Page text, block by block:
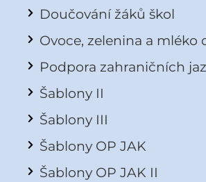
Doučování žáků škol
Ovoce, zelenina a mléko
Podpora zahraničních
Šablony II
Šablony III
Šablony OP JAK
Šablony OP JAK II